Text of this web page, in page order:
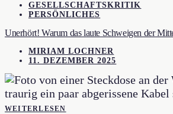
GESELLSCHAFTSKRITIK
PERSÖNLICHES
Unerhört! Warum das laute Schweigen der
MIRIAM LOCHNER
11. DEZEMBER 2025
WEITERLESEN